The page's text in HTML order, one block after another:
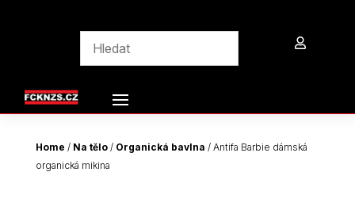

Home / Na tělo/ Organická bavlna / Antifa Barbie dámská
organická mikina